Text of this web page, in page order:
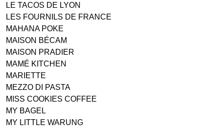
LE TACOS DE LYON
LES FOURNILS DE FRANCE
MAHANA POKE
MAISON BÉCAM
MAISON PRADIER
MAMÉ KITCHEN
MARIETTE
MEZZO DI PASTA
MISS COOKIES COFFEE
MY BAGEL
MY LITTLE WARUNG